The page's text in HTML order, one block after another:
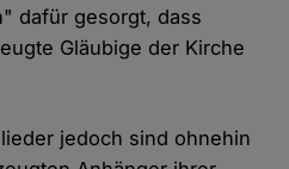
dafür gesorgt, dass
Gläubige der Kirche
jedoch sind ohnehin